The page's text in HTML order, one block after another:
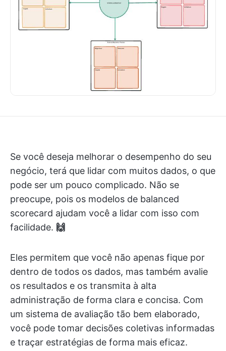
Se você deseja melhorar o desempenho do seu
negócio, terá que lidar com muitos dados, o que
pode ser um pouco complicado. Não se
preocupe, pois os modelos de balanced
scorecard ajudam você a lidar com isso com
facilidade. 🙌
Eles permitem que você não apenas fique por
dentro de todos os dados, mas também avalie
os resultados e os transmita à alta
administração de forma clara e concisa. Com
um sistema de avaliação tão bem elaborado,
você pode tomar decisões coletivas informadas
e traçar estratégias de forma mais eficaz.